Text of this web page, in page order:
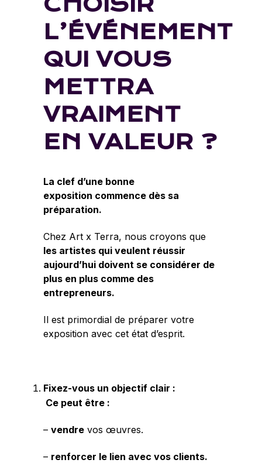
L’ÉVÉNEMENT
QUI VOUS
METTRA
VRAIMENT
EN VALEUR ?
La clef d’une bonne
exposition commence dès sa
préparation.
Chez Art x Terra, nous croyons que
les artistes qui veulent réussir
aujourd’hui doivent se considérer de
plus en plus comme des
entrepreneurs.
Il est primordial de préparer votre
exposition avec cet état d’esprit.
Fixez-vous un objectif clair :
Ce peut être :
– vendre vos œuvres.
– renforcer le lien avec vos clients.